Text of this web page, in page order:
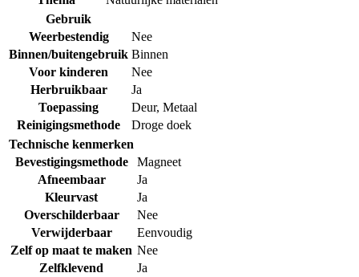
Gebruik
Weerbestendig
Nee
Binnen/buitengebruik Binnen
Voor kinderen
Nee
Herbruikbaar
Ja
Toepassing
Deur, Metaal
Reinigingsmethode
Droge doek
Technische kenmerken
Bevestigingsmethode
Magneet
Afneembaar
Ja
Kleurvast
Ja
Overschilderbaar
Nee
Verwijderbaar
Eenvoudig
Zelf op maat te maken Nee
Zelfklevend
Ja